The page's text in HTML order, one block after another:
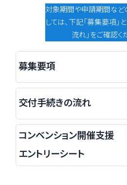
対象期間や申請期間など
しては、下記「募集要項」
流れ」をご確認く
募集要項
交付手続きの流れ
コンベンション開催支援
エントリーシート